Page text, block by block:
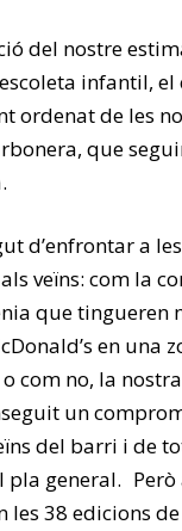
del nostre
infantil,
ordenat de les
que
d’enfrontar a
veïns: com la
que
en una
com no, la
un
del barri i de
pla general.
les 38 edicions